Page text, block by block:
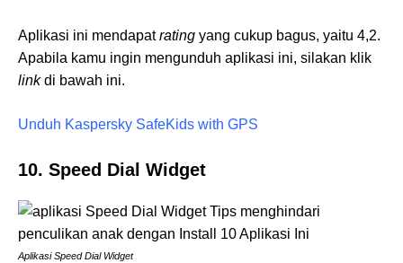
Aplikasi ini mendapatrating yang cukup bagus, yaitu 4,2.
Apabila kamu ingin mengunduh aplikasi ini, silakan klik
linkdi bawah ini.
Unduh Kaspersky SafeKids with GPS
10. Speed Dial Widget
Aplikasi Speed Dial Widget